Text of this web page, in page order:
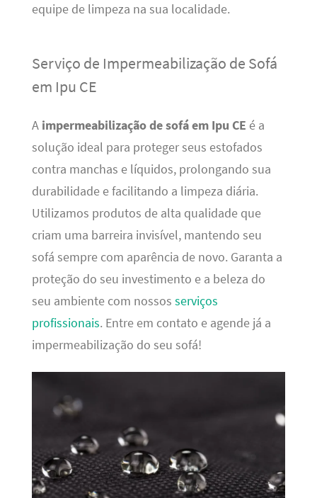
equipe de limpeza na sua localidade.
Serviço de Impermeabilização de Sofá
em Ipu CE
A impermeabilização de sofá em Ipu CE é a
solução ideal para proteger seus estofados
contra manchas e líquidos, prolongando sua
durabilidade e facilitando a limpeza diária.
Utilizamos produtos de alta qualidade que
criam uma barreira invisível, mantendo seu
sofá sempre com aparência de novo. Garanta a
proteção do seu investimento e a beleza do
seu ambiente com nossos serviços
profissionais. Entre em contato e agende já a
impermeabilização do seu sofá!